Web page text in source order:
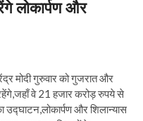
लोकार्पण और
मोदी गुरुवार को गुजरात और
वे 21 हजार करोड़ रुपये से
और शिलान्यास